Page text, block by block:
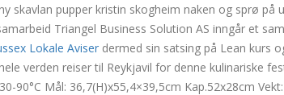
skavlan pupper kristin skogheim naken og sprø på
Triangel Business Solution AS inngår et
Lokale Aviser dermed sin satsing på Lean kurs
verden reiser til Reykjavil for denne kulinariske
90°C Mål: 36,7(H)x55,4×39,5cm Kap.52x28cm